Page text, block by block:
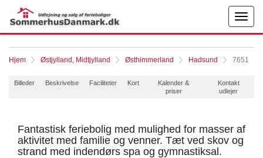
Hjem Østjylland, Midtjylland Østhimmerland Hadsund 7651
Billeder Beskrivelse Faciliteter Kort
Kalender &
priser
Kontakt
udlejer
Fantastisk feriebolig med mulighed for masser af
aktivitet med familie og venner. Tæt ved skov og
strand med indendørs spa og gymnastiksal.